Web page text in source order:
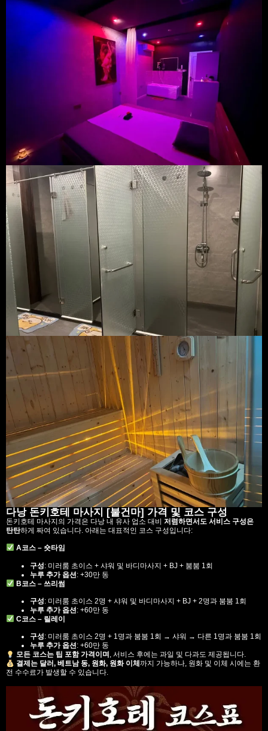
다낭 돈키호테 마사지 [불건마] 가격 및 코스 구성
돈키호테 마사지의 가격은 다낭 내 유사 업소 대비 저렴하면서도 서비스 구성은
탄탄하게 짜여 있습니다. 아래는 대표적인 코스 구성입니다:
A코스 – 숏타임
구성: 미러룸 초이스 + 샤워 및 바디마사지 + BJ + 붐붐 1회
누루 추가 옵션: +30만 동
B코스 – 쓰리썸
구성: 미러룸 초이스 2명 + 샤워 및 바디마사지 + BJ + 2명과 붐붐 1회
누루 추가 옵션: +60만 동
C코스 – 릴레이
구성: 미러룸 초이스 2명 + 1명과 붐붐 1회 → 샤워 → 다른 1명과 붐붐 1회
누루 추가 옵션: +60만 동
모든 코스는 팁 포함 가격이며 , 서비스 후에는 과일 및 다과도 제공됩니다.
결제는 달러, 베트남 동, 원화, 원화 이체 까지 가능하나, 원화 및 이체 시에는 환
전 수수료가 발생할 수 있습니다.